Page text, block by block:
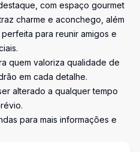
com espaço gourmet
charme e aconchego, além
para reunir amigos e
quem valoriza qualidade de
em cada detalhe.
alterado a qualquer tempo
para mais informações e